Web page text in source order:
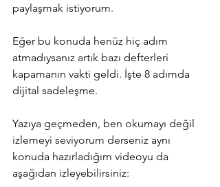
paylaşmak istiyorum.
Eğer bu konuda henüz hiç adım
atmadıysanız artık bazı defterleri
kapamanın vakti geldi. İşte 8 adımda
dijital sadeleşme.
Yazıya geçmeden, ben okumayı değil
izlemeyi seviyorum derseniz aynı
konuda hazırladığım videoyu da
aşağıdan izleyebilirsiniz: